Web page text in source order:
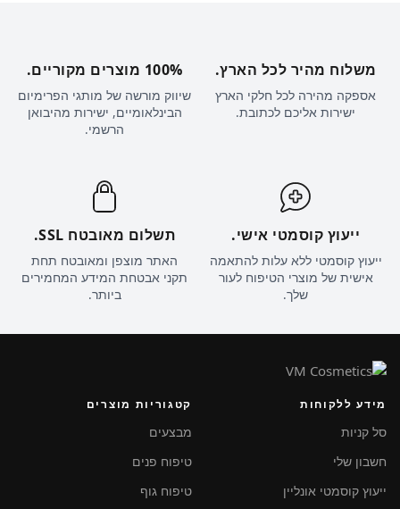
משלוח מהיר לכל הארץ.
אספקה מהירה לכל חלקי הארץ
ישירות אליכם לכתובת.
100% מוצרים מקוריים.
שיווק מורשה של מותגי הפרימיום
הבינלאומיים, ישירות מהיבואן
הרשמי.
ייעוץ קוסמטי אישי.
ייעוץ קוסמטי ללא עלות להתאמה
אישית של מוצרי הטיפוח לעור
שלך.
תשלום מאובטח SSL.
האתר מוצפן ומאובטח תחת
תקני אבטחת המידע המחמירים
ביותר.
מידע ללקוחות
סל קניות
חשבון שלי
ייעוץ קוסמטי אונליין
קטגוריות מוצרים
מבצעים
טיפוח פנים
טיפוח גוף